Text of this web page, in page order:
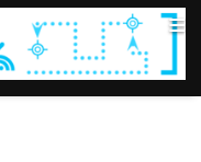
≡